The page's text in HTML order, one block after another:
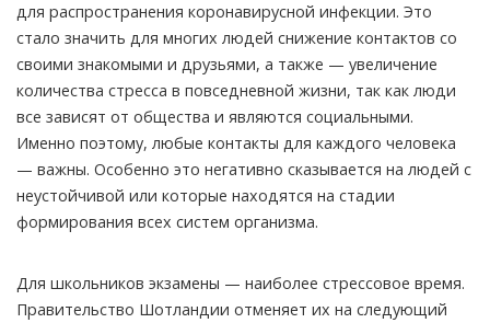
для распространения коронавирусной инфекции. Это
стало значить для многих людей снижение контактов со
своими знакомыми и друзьями, а также — увеличение
количества стресса в повседневной жизни, так как люди
все зависят от общества и являются социальными.
Именно поэтому, любые контакты для каждого человека
— важны. Особенно это негативно сказывается на людей с
неустойчивой или которые находятся на стадии
формирования всех систем организма.
Для школьников экзамены — наиболее стрессовое время.
Правительство Шотландии отменяет их на следующий